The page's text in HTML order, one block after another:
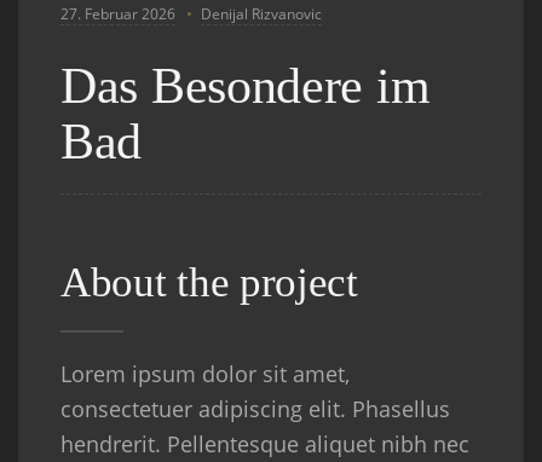
27. Februar 2026 Denijal Rizvanovic
Das Besondere im
Bad
About the project
Lorem ipsum dolor sit amet,
consectetuer adipiscing elit. Phasellus
hendrerit. Pellentesque aliquet nibh nec